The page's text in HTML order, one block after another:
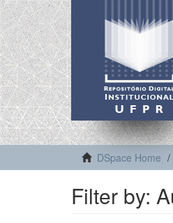
DSpace Home
Filter by: